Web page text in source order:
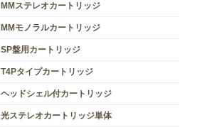
MMステレオカートリッジ
MMモノラルカートリッジ
SP盤用カートリッジ
T4Pタイプカートリッジ
ヘッドシェル付カートリッジ
光ステレオカートリッジ単体